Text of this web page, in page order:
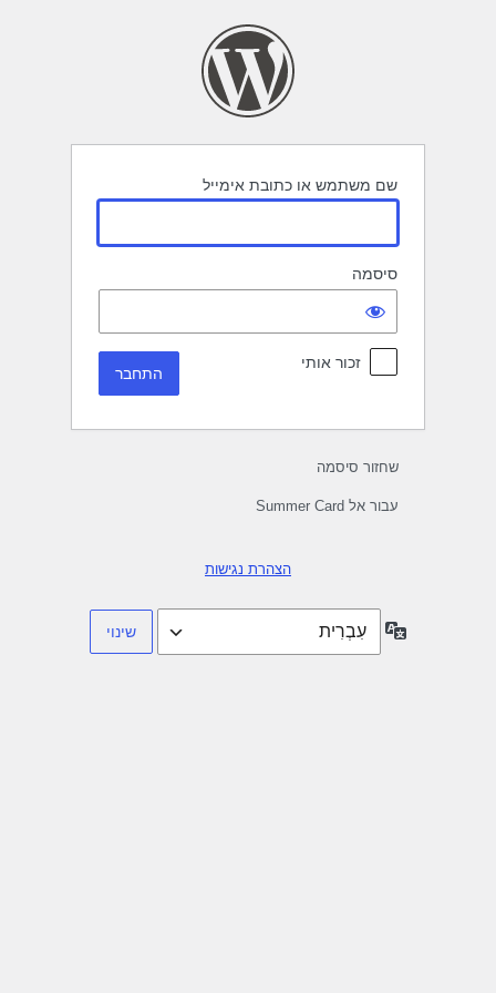
שם משתמש או כתובת אימייל
סיסמה
זכור אותי
שחזור סיסמה
עבור אל Summer Card
הצהרת נגישות
שפה